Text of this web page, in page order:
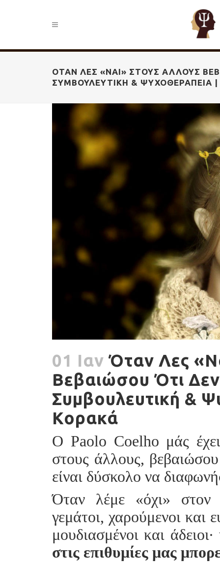
ΌΤΑΝ ΛΕΣ «ΝΑΙ» ΣΤΟΥΣ ΆΛΛΟΥΣ
ΣΥΜΒΟΥΛΕΥΤΙΚΉ & ΨΥΧΟΘΕΡΑΠΕΊΑ
01 Ιαν Όταν Λες
Βεβαιώσου Ότι
Συμβουλευτική &
Κορακά
Ο Paolo Coelho μάς
στους άλλους,
είναι δύσκολο να
Όταν λέμε «όχι» στον
γεμάτοι, χαρούμενοι και
μουδιασμένοι και άδειοι·
στις επιθυμίες μας